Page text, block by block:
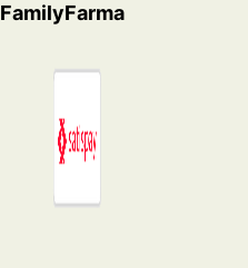
FamilyFarma